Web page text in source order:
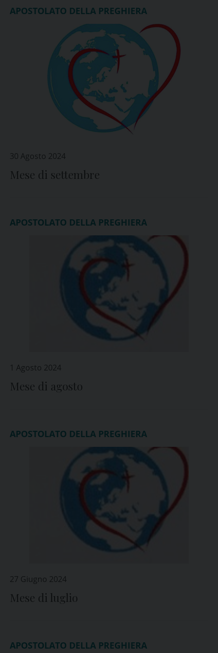
APOSTOLATO DELLA PREGHIERA
30 Agosto 2024
Mese di settembre
APOSTOLATO DELLA PREGHIERA
1 Agosto 2024
Mese di agosto
APOSTOLATO DELLA PREGHIERA
27 Giugno 2024
Mese di luglio
APOSTOLATO DELLA PREGHIERA